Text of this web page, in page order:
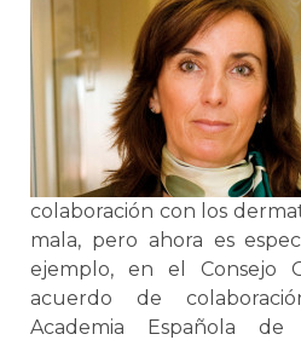
colaboración con los
mala, pero ahora es
ejemplo, en el Consejo
acuerdo de
Academia Española